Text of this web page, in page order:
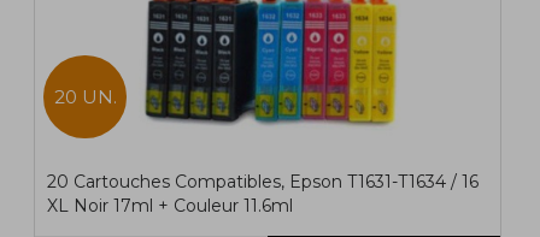
20 UN.
20 Cartouches Compatibles, Epson T1631-T1634 / 16
XL Noir 17ml + Couleur 11.6ml